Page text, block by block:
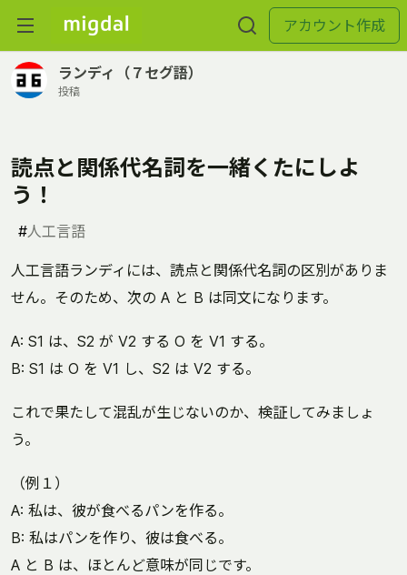
アカウント作成
ランディ（７セグ語）
投稿
読点と関係代名詞を一緒くたにしよ
う！
#人工言語
人工言語ランディには、読点と関係代名詞の区別がありま
せん。そのため、次の A と B は同文になります。
A: S1 は、S2 が V2 する O を V1 する。
B: S1 は O を V1 し、S2 は V2 する。
これで果たして混乱が生じないのか、検証してみましょ
う。
（例１）
A: 私は、彼が食べるパンを作る。
B: 私はパンを作り、彼は食べる。
A と B は、ほとんど意味が同じです。